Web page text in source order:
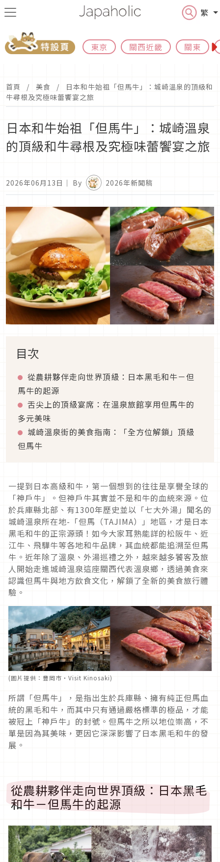
繁
東京 關西近畿 關東
首頁 美食
日本和牛始祖「但馬牛」：城崎溫泉的頂級和
牛尋根及究極味蕾饗宴之旅
日本和牛始祖「但馬牛」：城崎溫泉
的頂級和牛尋根及究極味蕾饗宴之旅
2026年06月13日 ｜ By 2026年新聞稿
目次
從農耕夥伴走向世界頂級：日本黑毛和牛－但
馬牛的起源
舌尖上的頂級宴席：在溫泉旅館享用但馬牛的
多元美味
城崎溫泉街的美食指南：「全方位解鎖」頂級
但馬牛
一提到日本高級和牛，第一個想到的往往是享譽全球的
「神戶牛」。但神戶牛其實並不是和牛的血統來源。位
於兵庫縣北部、有1300年歷史並以「七大外湯」聞名的
城崎溫泉所在地-「但馬（TAJIMA）」地區，才是日本
黑毛和牛的正宗源頭！如今大家耳熟能詳的松阪牛、近
江牛、飛驒牛等各地和牛品牌，其血統都能追溯至但馬
牛。近年除了溫泉、外湯巡禮之外，越來越多饕客及旅
人開始走進城崎溫泉這座關西代表溫泉鄉，透過美食來
認識但馬牛與地方飲食文化，解鎖了全新的美食旅行體
驗。
(圖片提供：豐岡市・Visit Kinosaki)
所謂「但馬牛」，是指出生於兵庫縣、擁有純正但馬血
統的黑毛和牛，而其中只有通過嚴格標準的極品，才能
被冠上「神戶牛」的封號。但馬牛之所以地位崇高，不
單是因為其美味，更因它深深影響了日本黑毛和牛的發
展。
從農耕夥伴走向世界頂級：日本黑毛
和牛－但馬牛的起源